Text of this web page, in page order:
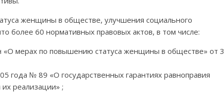
женщины в обществе, улучшения социального
более 60 нормативных правовых актов, в том числе:
«О мерах по повышению статуса женщины в обществе» от 3
года № 89 «О государственных гарантиях равноправия
реализации» ;